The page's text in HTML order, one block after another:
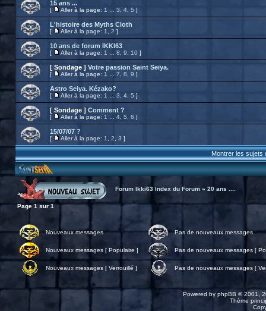
15 ans ...
[ Aller à la page: 1 3 4, 5]
L'histoire des Myths Cloth
[ Aller à la page: 1 2 ]
10 ans de forum IKKI63
[ Aller à la page: 1 8 9 10]
[ Sondage ] Votre passion Saint Seiya.
[ Aller à la page: 1 7 8 9 ]
Astro Seiya. Kézako?
[ Aller à la page: 1 3 4, 5]
[ Sondage ] Comment ?
[ Aller à la page: 1 4, 5 6 ]
15/07/07 ?
[ Aller à la page: 1 2 3 ]
Montrer les sujets
Forum Ikki63 Index du Forum» 20 ans ....
Page 1 sur 1
Nouveaux messages Pas de nouveaux messages
Nouveaux messages [ Populaire ] Pas de nouveaux messages [
Nouveaux messages [ Verrouillé ] Pas de nouveaux messages [
Powered by phpBB © 2001,
Thème